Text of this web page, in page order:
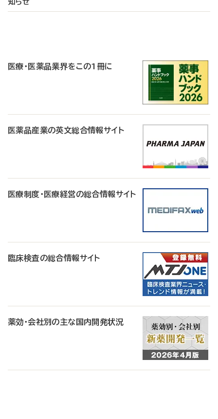
知らせ
医療・医薬品業界をこの1冊に
医薬品産業の英文総合情報サイト
医療制度・医療経営の総合情報サイト
臨床検査の総合情報サイト
薬効・会社別の主な国内開発状況